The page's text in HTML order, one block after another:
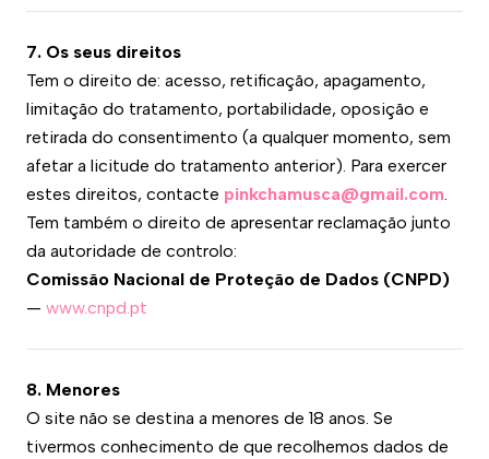
7. Os seus direitos
Tem o direito de: acesso, retificação, apagamento,
limitação do tratamento, portabilidade, oposição e
retirada do consentimento (a qualquer momento, sem
afetar a licitude do tratamento anterior). Para exercer
estes direitos, contacte pinkchamusca@gmail.com.
Tem também o direito de apresentar reclamação junto
da autoridade de controlo:
Comissão Nacional de Proteção de Dados (CNPD)
— www.cnpd.pt
8. Menores
O site não se destina a menores de 18 anos. Se
tivermos conhecimento de que recolhemos dados de